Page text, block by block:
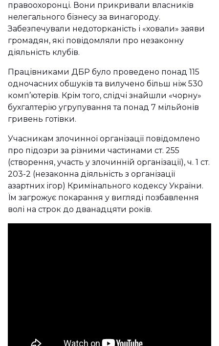
правоохоронці. Вони прикривали власників
нелегального бізнесу за винагороду.
Забезпечували недоторканість і «ховали» заяви
громадян, які повідомляли про незаконну
діяльність клубів.
Працівниками ДБР було проведено понад 115
одночасних обшуків та вилучено більш ніж 530
комп’ютерів. Крім того, слідчі знайшли «чорну»
бухгалтерію угрупування та понад 7 мільйонів
гривень готівки.
​Учасникам злочинної організації повідомлено
про підозри за різними частинами ст. 255
(створення, участь у злочинній організації), ч. 1 ст.
203-2 (незаконна діяльність з організації
азартних ігор) Кримінального кодексу України.
Їм загрожує покарання у вигляді позбавлення
волі на строк до дванадцяти років.